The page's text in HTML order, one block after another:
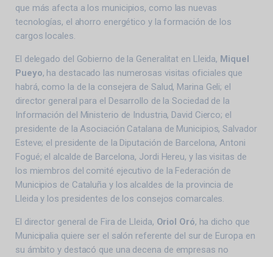
que más afecta a los municipios, como las nuevas
tecnologías, el ahorro energético y la formación de los
cargos locales.
El delegado del Gobierno de la Generalitat en Lleida, Miquel
Pueyo, ha destacado las numerosas visitas oficiales que
habrá, como la de la consejera de Salud, Marina Geli; el
director general para el Desarrollo de la Sociedad de la
Información del Ministerio de Industria, David Cierco; el
presidente de la Asociación Catalana de Municipios, Salvador
Esteve; el presidente de la Diputación de Barcelona, Antoni
Fogué; el alcalde de Barcelona, Jordi Hereu, y las visitas de
los miembros del comité ejecutivo de la Federación de
Municipios de Cataluña y los alcaldes de la provincia de
Lleida y los presidentes de los consejos comarcales.
El director general de Fira de Lleida, Oriol Oró, ha dicho que
Municipalia quiere ser el salón referente del sur de Europa en
su ámbito y destacó que una decena de empresas no